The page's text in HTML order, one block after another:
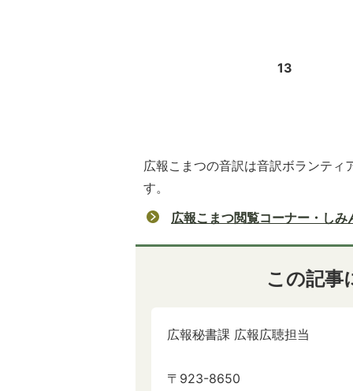
13
広報こまつの音訳は音訳ボランテ
す。
広報こまつ閲覧コーナー・しみ
この記事
広報秘書課 広報広聴担当
〒923-8650